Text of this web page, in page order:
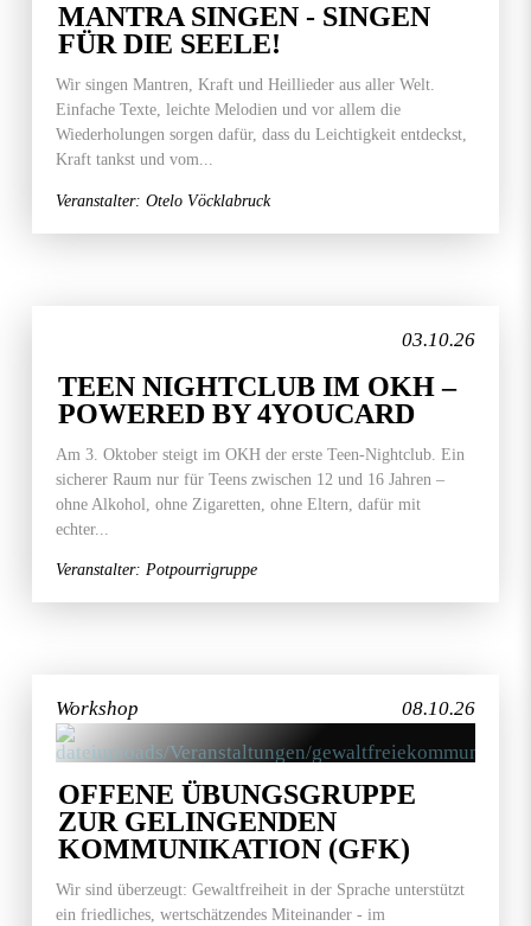
MANTRA SINGEN - SINGEN
FÜR DIE SEELE!
Wir singen Mantren, Kraft und Heillieder aus aller Welt.
Einfache Texte, leichte Melodien und vor allem die
Wiederholungen sorgen dafür, dass du Leichtigkeit entdeckst,
Kraft tankst und vom...
Veranstalter: Otelo Vöcklabruck
03.10.26
TEEN NIGHTCLUB IM OKH –
POWERED BY 4YOUCARD
Am 3. Oktober steigt im OKH der erste Teen-Nightclub. Ein
sicherer Raum nur für Teens zwischen 12 und 16 Jahren –
ohne Alkohol, ohne Zigaretten, ohne Eltern, dafür mit
echter...
Veranstalter: Potpourrigruppe
08.10.26
Workshop
OFFENE ÜBUNGSGRUPPE
ZUR GELINGENDEN
KOMMUNIKATION (GFK)
Wir sind überzeugt: Gewaltfreiheit in der Sprache unterstützt
ein friedliches, wertschätzendes Miteinander - im